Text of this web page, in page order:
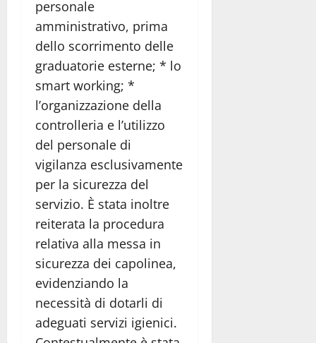
personale
amministrativo, prima
dello scorrimento delle
graduatorie esterne; * lo
smart working; *
l’organizzazione della
controlleria e l’utilizzo
del personale di
vigilanza esclusivamente
per la sicurezza del
servizio. È stata inoltre
reiterata la procedura
relativa alla messa in
sicurezza dei capolinea,
evidenziando la
necessità di dotarli di
adeguati servizi igienici.